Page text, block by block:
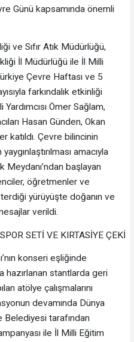
Günü kapsamında önemli
ve Sıfır Atık Müdürlüğü,
İl Müdürlüğü ile İl Milli
Çevre Haftası ve 5
farkındalık etkinliği
Ömer Sağlam,
Hasan Günden, Okan
katıldı. Çevre bilincinin
yaygınlaştırılması amacıyla
başlayan
öğretmenler ve
yürüyüşte doğanın ve
verildi.
SETİ VE KIRTASİYE ÇEKİ
konseri eşliğinde
hazırlanan stantlarda geri
atölye çalışmalarını
devamında Dünya
Belediyesi tarafından
ile İl Milli Eğitim